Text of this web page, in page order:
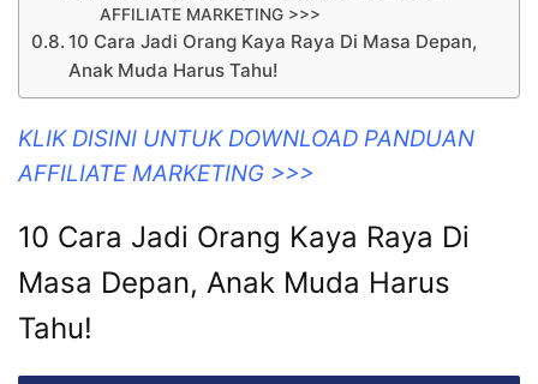
AFFILIATE MARKETING >>>
10 Cara Jadi Orang Kaya Raya Di Masa Depan,
Anak Muda Harus Tahu!
KLIK DISINI UNTUK DOWNLOAD PANDUAN
AFFILIATE MARKETING >>>
10 Cara Jadi Orang Kaya Raya Di
Masa Depan, Anak Muda Harus
Tahu!